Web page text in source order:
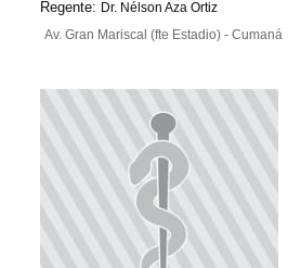
Regente: Dr. Nélson Aza Ortiz
Av. Gran Mariscal (fte Estadio) - Cumaná